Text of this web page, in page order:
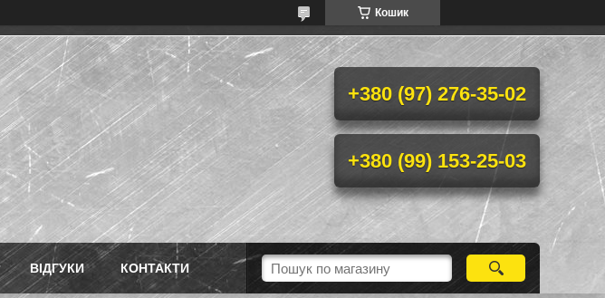
Кошик
+380 (97) 276-35-02
+380 (99) 153-25-03
ВІДГУКИ КОНТАКТИ